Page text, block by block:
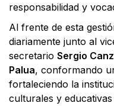
responsabilidad y
Al frente de esta
diariamente junto al
secretario Sergio
Palua, conformando
fortaleciendo la
culturales y